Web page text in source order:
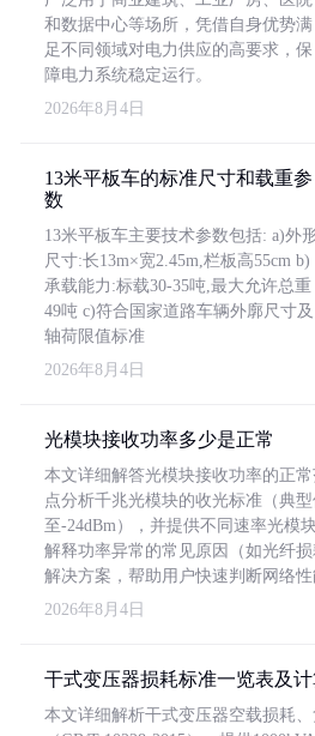
和数据中心等场所，凭借自身优势满
足不同领域对电力供应的高要求，保
障电力系统稳定运行。
2026年8月4日
13米平板车的标准尺寸和载重参
数
13米平板车主要技术参数包括: a)外
尺寸:长13m×宽2.45m,栏板高55cm b)
承载能力:标载30-35吨,最大允许总重
49吨 c)符合国家道路车辆外廓尺寸及
轴荷限值标准
2026年8月4日
光模块接收功率多少是正常
本文详细解答光模块接收功率的正
点分析千兆光模块的收光标准（典
至-24dBm），并提供不同速率光模
解释功率异常的常见原因（如光纤
解决方案，帮助用户快速判断网络性
2026年8月4日
干式变压器损耗标准一览表及
本文详细解析干式变压器空载损耗